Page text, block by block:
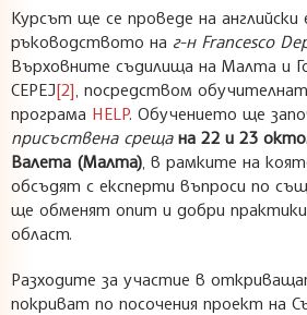
Курсът ще се проведе на английски
ръководството на г-н Francesco
Върховните съдилища на Малта и
CEPEJ[2] , посредством
програма HELP. Обучението ще
присъствена среща на 22 и 23
Валета (Малта) , в рамките на
обсъдят с експерти въпроси по
ще обменят опит и добри
област.
Разходите за участие в
покриват по посочения проект на